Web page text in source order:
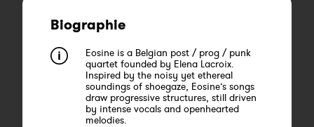
Biographie
Eosine is a Belgian post / prog / punk
quartet founded by Elena Lacroix.
Inspired by the noisy yet ethereal
soundings of shoegaze, Eosine’s songs
draw progressive structures, still driven
by intense vocals and openhearted
melodies.